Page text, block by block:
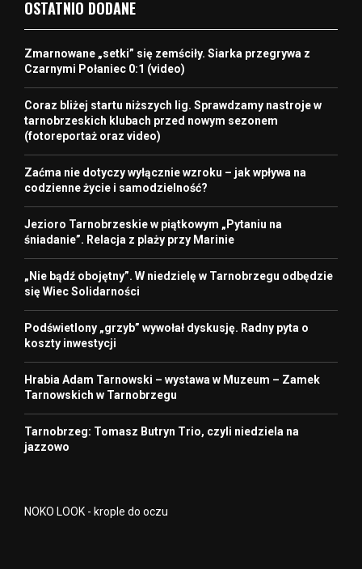
OSTATNIO DODANE
Zmarnowane „setki” się zemściły. Siarka przegrywa z
Czarnymi Połaniec 0:1 (video)
Coraz bliżej startu niższych lig. Sprawdzamy nastroje w
tarnobrzeskich klubach przed nowym sezonem
(fotoreportaż oraz video)
Zaćma nie dotyczy wyłącznie wzroku – jak wpływa na
codzienne życie i samodzielność?
Jezioro Tarnobrzeskie w piątkowym „Pytaniu na
śniadanie”. Relacja z plaży przy Marinie
„Nie bądź obojętny”. W niedzielę w Tarnobrzegu odbędzie
się Wiec Solidarności
Podświetlony „grzyb” wywołał dyskusję. Radny pyta o
koszty inwestycji
Hrabia Adam Tarnowski – wystawa w Muzeum – Zamek
Tarnowskich w Tarnobrzegu
Tarnobrzeg: Tomasz Butryn Trio, czyli niedziela na
jazzowo
NOKO LOOK - krople do oczu